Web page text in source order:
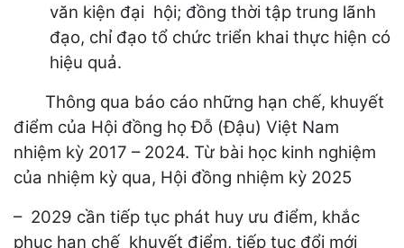
văn kiện đại hội; đồng thời tập trung lãnh
đạo, chỉ đạo tổ chức triển khai thực hiện có
hiệu quả.
Thông qua báo cáo những hạn chế, khuyết
điểm của Hội đồng họ Đỗ (Đậu) Việt Nam
nhiệm kỳ 2017 – 2024. Từ bài học kinh nghiệm
của nhiệm kỳ qua, Hội đồng nhiệm kỳ 2025
– 2029 cần tiếp tục phát huy ưu điểm, khắc
phục hạn chế khuyết điểm, tiếp tục đổi mới